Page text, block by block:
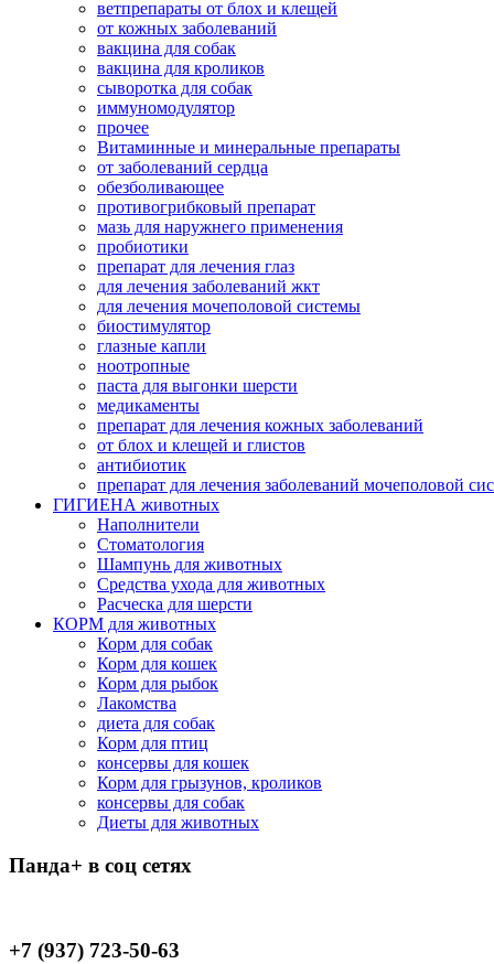
ветпрепараты от блох и клещей
от кожных заболеваний
вакцина для собак
вакцина для кроликов
сыворотка для собак
иммуномодулятор
прочее
Витаминные и минеральные препараты
от заболеваний сердца
обезболивающее
противогрибковый препарат
мазь для наружнего применения
пробиотики
препарат для лечения глаз
для лечения заболеваний жкт
для лечения мочеполовой системы
биостимулятор
глазные капли
ноотропные
паста для выгонки шерсти
медикаменты
препарат для лечения кожных заболеваний
от блох и клещей и глистов
антибиотик
препарат для лечения заболеваний мочеполовой
ГИГИЕНА животных
Наполнители
Cтоматология
Шампунь для животных
Cредства ухода для животных
Расческа для шерсти
КОРМ для животных
Корм для собак
Корм для кошек
Корм для рыбок
Лакомства
диета для собак
Корм для птиц
консервы для кошек
Корм для грызунов, кроликов
консервы для собак
Диеты для животных
Панда+ в соц сетях
+7 (937) 723-50-63